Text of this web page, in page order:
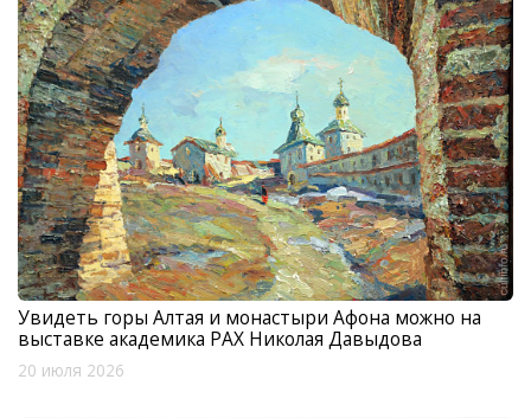
Увидеть горы Алтая и монастыри Афона можно на
выставке академика РАХ Николая Давыдова
20 июля 2026